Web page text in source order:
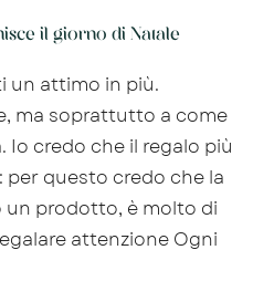
il giorno di Natale
un attimo in più.
ma soprattutto a come
Io credo che il regalo più
per questo credo che la
un prodotto, è molto di
attenzione Ogni